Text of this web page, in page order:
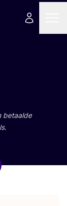
betaal­de